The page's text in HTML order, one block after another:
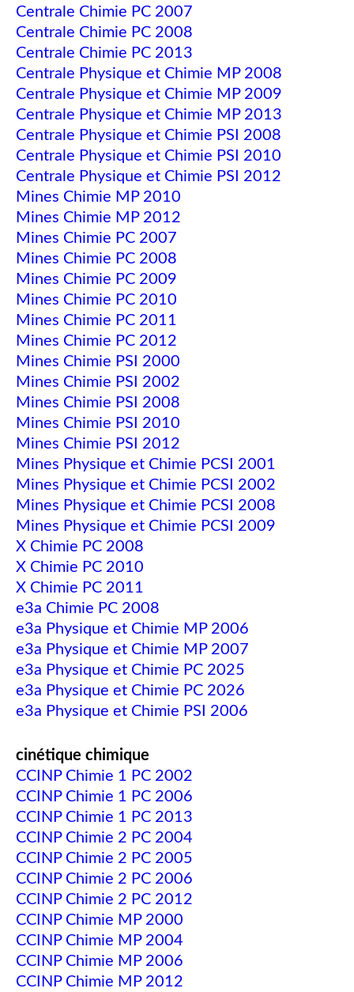
Centrale Chimie PC 2007
Centrale Chimie PC 2008
Centrale Chimie PC 2013
Centrale Physique et Chimie MP 2008
Centrale Physique et Chimie MP 2009
Centrale Physique et Chimie MP 2013
Centrale Physique et Chimie PSI 2008
Centrale Physique et Chimie PSI 2010
Centrale Physique et Chimie PSI 2012
Mines Chimie MP 2010
Mines Chimie MP 2012
Mines Chimie PC 2007
Mines Chimie PC 2008
Mines Chimie PC 2009
Mines Chimie PC 2010
Mines Chimie PC 2011
Mines Chimie PC 2012
Mines Chimie PSI 2000
Mines Chimie PSI 2002
Mines Chimie PSI 2008
Mines Chimie PSI 2010
Mines Chimie PSI 2012
Mines Physique et Chimie PCSI 2001
Mines Physique et Chimie PCSI 2002
Mines Physique et Chimie PCSI 2008
Mines Physique et Chimie PCSI 2009
X Chimie PC 2008
X Chimie PC 2010
X Chimie PC 2011
e3a Chimie PC 2008
e3a Physique et Chimie MP 2006
e3a Physique et Chimie MP 2007
e3a Physique et Chimie PC 2025
e3a Physique et Chimie PC 2026
e3a Physique et Chimie PSI 2006
cinétique chimique
CCINP Chimie 1 PC 2002
CCINP Chimie 1 PC 2006
CCINP Chimie 1 PC 2013
CCINP Chimie 2 PC 2004
CCINP Chimie 2 PC 2005
CCINP Chimie 2 PC 2006
CCINP Chimie 2 PC 2012
CCINP Chimie MP 2000
CCINP Chimie MP 2004
CCINP Chimie MP 2006
CCINP Chimie MP 2012